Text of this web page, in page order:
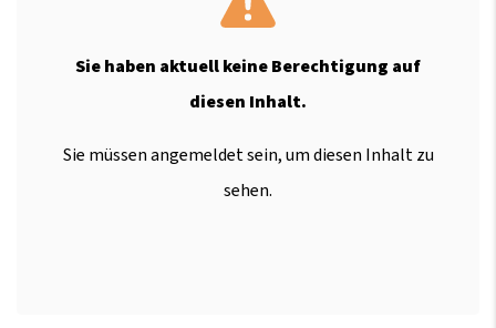
Sie haben aktuell keine Berechtigung auf
diesen Inhalt.
Sie müssen angemeldet sein, um diesen Inhalt zu
sehen.